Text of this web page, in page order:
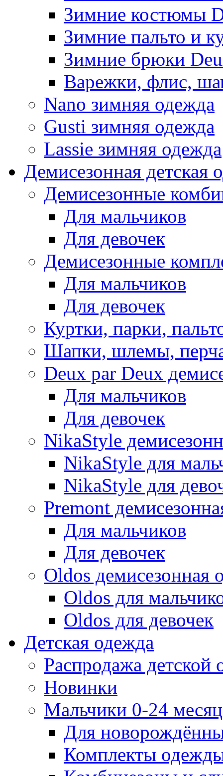
Зимние костюмы
Зимние пальто и
Зимние брюки
Варежки, флис,
Nano зимняя одежда
Gusti зимняя одежда
Lassie зимняя одежда
Демисезонная детская
Демисезонные
Для мальчиков
Для девочек
Демисезонные
Для мальчиков
Для девочек
Куртки, парки,
Шапки, шлемы,
Deux par Deux
Для мальчиков
Для девочек
NikaStyle
NikaStyle для
NikaStyle для
Premont
Для мальчиков
Для девочек
Oldos демисезонная
Oldos для
Oldos для девочек
Детская одежда
Распродажа детской
Новинки
Мальчики 0-24
Для
Комплекты